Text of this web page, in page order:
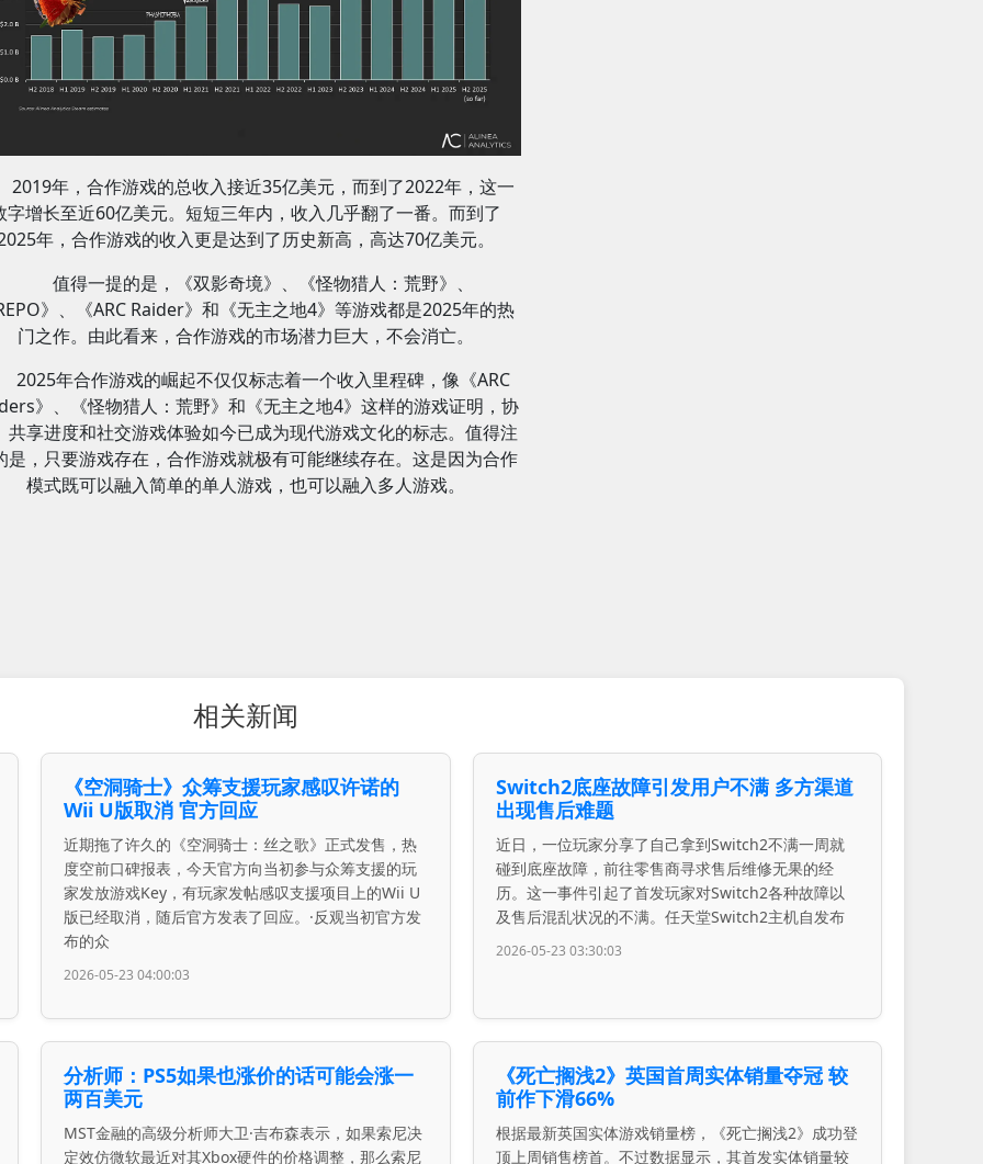
2019年，合作游戏的总收入接近35亿美元，而到了2022年，这一
字增长至近60亿美元。短短三年内，收入几乎翻了一番。而到了
年，合作游戏的收入更是达到了历史新高，高达70亿美元。
值得一提的是，《双影奇境》、《怪物猎人：荒野》、
》、《ARC Raider》和《无主之地4》等游戏都是2025年的热
门之作。由此看来，合作游戏的市场潜力巨大，不会消亡。
2025年合作游戏的崛起不仅仅标志着一个收入里程碑，像《ARC
》、《怪物猎人：荒野》和《无主之地4》这样的游戏证明，协
共享进度和社交游戏体验如今已成为现代游戏文化的标志。值得注
是，只要游戏存在，合作游戏就极有可能继续存在。这是因为合作
模式既可以融入简单的单人游戏，也可以融入多人游戏。
相关新闻
《空洞骑士》众筹支援玩家感叹许诺的
Wii U版取消 官方回应
近期拖了许久的《空洞骑士：丝之歌》正式发售，热
度空前口碑报表，今天官方向当初参与众筹支援的玩
家发放游戏Key，有玩家发帖感叹支援项目上的Wii U
版已经取消，随后官方发表了回应。·反观当初官方发
布的众
2026-05-23 04:00:03
Switch2底座故障引发用户不满 多方渠道
出现售后难题
近日，一位玩家分享了自己拿到Switch2不满一周就
碰到底座故障，前往零售商寻求售后维修无果的经
历。这一事件引起了首发玩家对Switch2各种故障以
及售后混乱状况的不满。任天堂Switch2主机自发布
2026-05-23 03:30:03
分析师：PS5如果也涨价的话可能会涨一
两百美元
MST金融的高级分析师大卫·吉布森表示，如果索尼决
定效仿微软最近对其Xbox硬件的价格调整，那么索尼
《死亡搁浅2》英国首周实体销量夺冠 较
前作下滑66%
根据最新英国实体游戏销量榜，《死亡搁浅2》成功登
顶上周销售榜首。不过数据显示，其首发实体销量较